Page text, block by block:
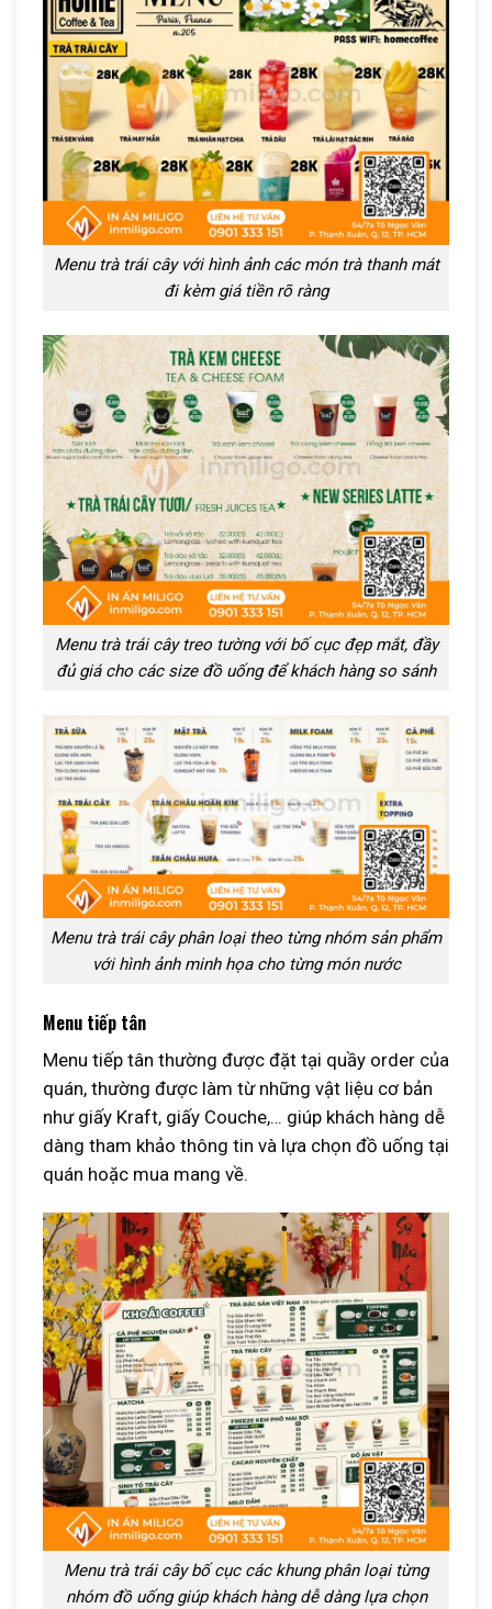
Menu trà trái cây với hình ảnh các món trà thanh mát
đi kèm giá tiền rõ ràng
Menu trà trái cây treo tường với bố cục đẹp mắt, đầy
đủ giá cho các size đồ uống để khách hàng so sánh
Menu trà trái cây phân loại theo từng nhóm sản phẩm
với hình ảnh minh họa cho từng món nước
Menu tiếp tân
Menu tiếp tân thường được đặt tại quầy order của
quán, thường được làm từ những vật liệu cơ bản
như giấy Kraft, giấy Couche,… giúp khách hàng dễ
dàng tham khảo thông tin và lựa chọn đồ uống tại
quán hoặc mua mang về.
Menu trà trái cây bố cục các khung phân loại từng
nhóm đồ uống giúp khách hàng dễ dàng lựa chọn